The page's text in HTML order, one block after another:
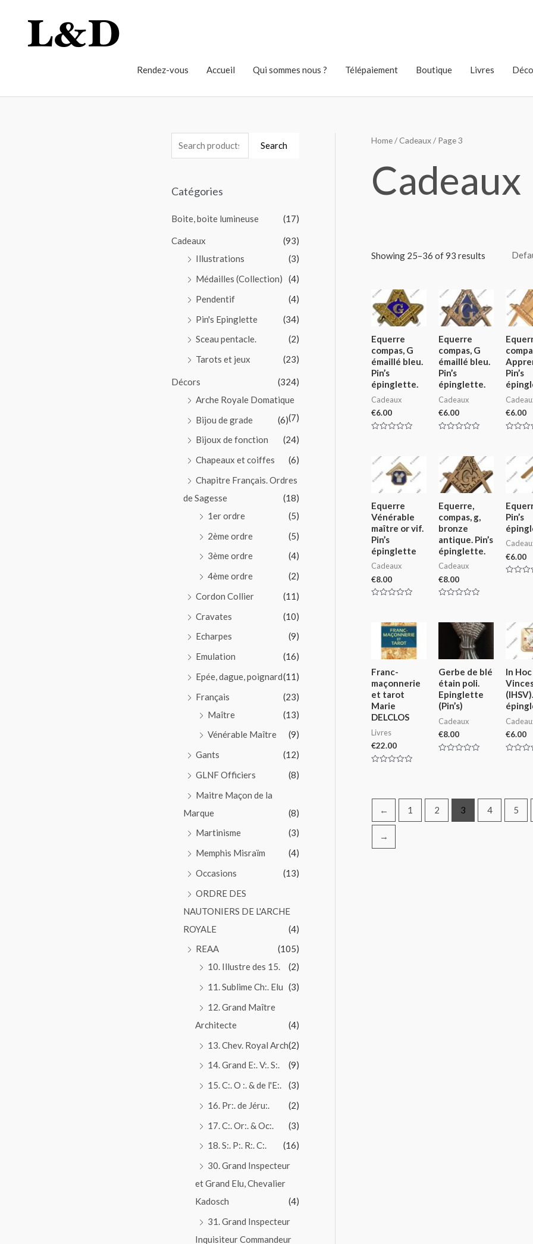
Rendez-vous Accueil Qui sommes nous ? Télépaiement Boutique Livres
Search
Catégories
Boite, boite lumineuse (17)
Cadeaux
(93)
Illustrations
(3)
Médailles (Collection)
(4)
Pendentif
(4)
Pin's Epinglette
(34)
Sceau pentacle.
(2)
Tarots et jeux
(23)
Décors
(324)
Arche Royale Domatique
(7)
Bijou de grade
(6)
Bijoux de fonction
(24)
Chapeaux et coiffes
(6)
Chapitre Français. Ordres
de Sagesse
(18)
1er ordre
(5)
2ème ordre
(5)
3ème ordre
(4)
4ème ordre
(2)
Cordon Collier
(11)
Cravates
(10)
Echarpes
(9)
Emulation
(16)
Epée, dague, poignard(11)
Français
(23)
Maître
(13)
Vénérable Maître
(9)
Gants
(12)
GLNF Officiers
(8)
Maitre Maçon de la
Marque
(8)
Martinisme
(3)
Memphis Misraïm
(4)
Occasions
(13)
ORDRE DES
NAUTONIERS DE L'ARCHE
ROYALE
(4)
REAA
(105)
10. Illustre des 15.
(2)
11. Sublime Ch:. Elu (3)
12. Grand Maître
Architecte
(4)
13. Chev. Royal Arch(2)
14. Grand E:. V:. S:.
(9)
15. C:. O :. & de l'E:.
(3)
16. Pr:. de Jéru:.
(2)
17. C:. Or:. & Oc:.
(3)
18. S:. P:. R:. C:.
(16)
30. Grand Inspecteur
et Grand Elu, Chevalier
Kadosch
(4)
31. Grand Inspecteur
Inquisiteur Commandeur
Home/Cadeaux/ Page 3
Cadeaux
Showing 25–36 of 93 results
Equerre
compas, G
émaillé bleu.
Pin’s
épinglette.
Cadeaux
€6.00
of
5
Equerre
compas, G
émaillé bleu.
Pin’s
épinglette.
Cadeaux
€6.00
of
5
Pin’s
€6.00
of
5
Equerre
Vénérable
maître or vif.
Pin’s
épinglette
Cadeaux
€8.00
Equerre,
compas, g,
bronze
antique. Pin’s
épinglette.
Cadeaux
€8.00
of
Pin’s
€6.00
Franc-
maçonnerie
et tarot
Marie
DELCLOS
Livres
€22.00
5
Gerbe de blé
étain poli.
Epinglette
(Pin’s)
Cadeaux
€8.00
In
€6.00
← 1 2 3 4 5
→